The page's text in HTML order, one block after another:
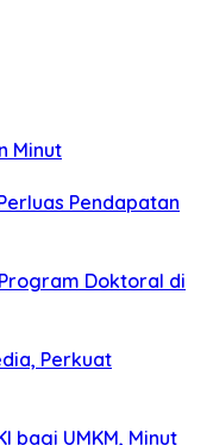
Minut
Pendapatan
Doktoral di
Perkuat
bagi UMKM, Minut